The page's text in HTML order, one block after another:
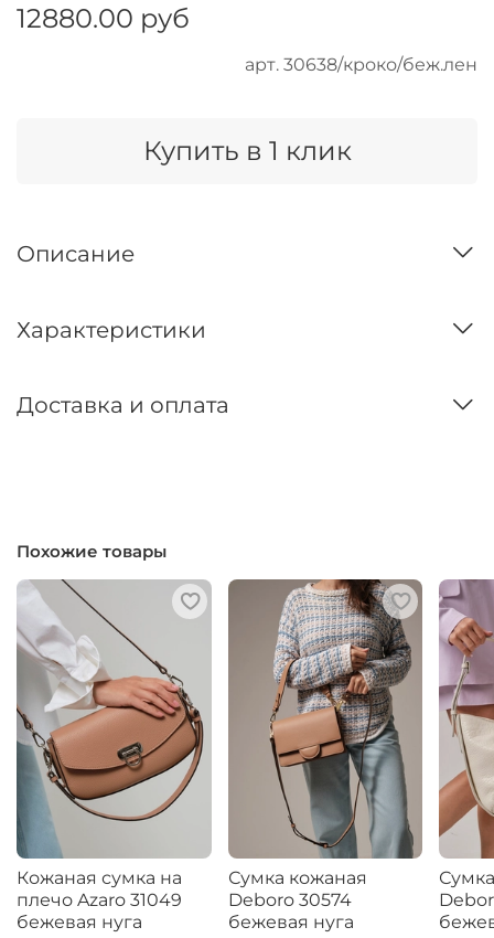
арт. 30638/кроко/беж.лен
12880.00 руб
Купить в 1 клик
Описание
Характеристики
Доставка и оплата
Похожие товары
Кожаная сумка на
плечо Azaro 31049
бежевая нуга
Сумка кожаная
Deboro 30574
бежевая нуга